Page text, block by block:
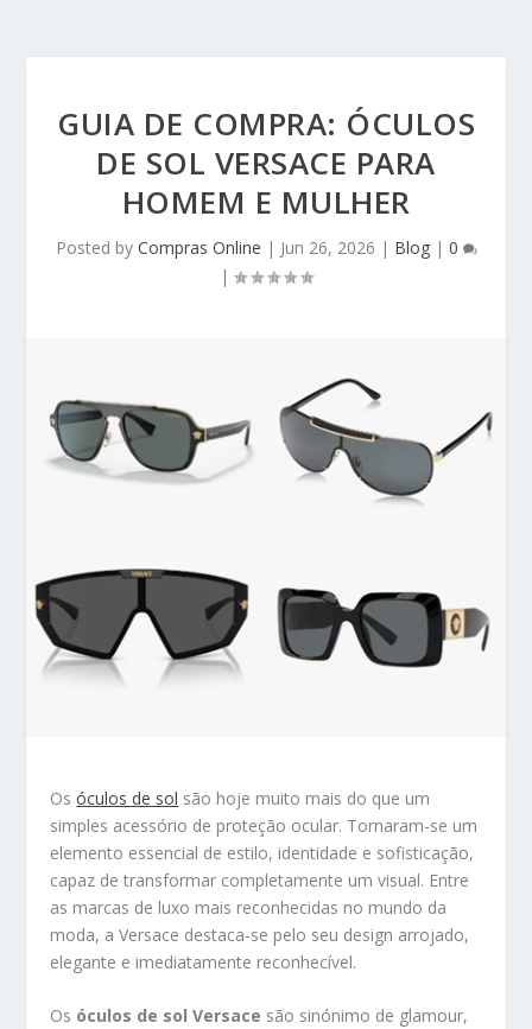
GUIA DE COMPRA: ÓCULOS
DE SOL VERSACE PARA
HOMEM E MULHER
Posted by Compras Online | Jun 26, 2026 | Blog| 0
|
Osóculos de sol são hoje muito mais do que um
simples acessório de proteção ocular. Tornaram-se um
elemento essencial de estilo, identidade e sofisticação,
capaz de transformar completamente um visual. Entre
as marcas de luxo mais reconhecidas no mundo da
moda, aVersace destaca-se pelo seu design arrojado,
elegante e imediatamente reconhecível.
Os óculos de sol Versace são sinónimo de glamour,